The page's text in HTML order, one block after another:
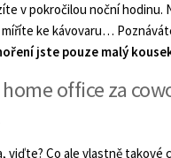
v pokročilou noční hodinu.
ke kávovaru…
jste pouze malý
office za
viďte? Co ale vlastně